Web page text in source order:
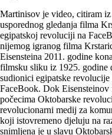
Martinisov je video, citiram iz
usporednog gledanja filma
egipatskoj revoluciji na
nijemog igranog filma
Eisensteina 2011. godine
filmsku sliku iz 1925. godine
sudionici egipatske
FaceBook. Dok
počecima Oktobarske
revolucionarni medij za
koji istovremeno djeluju na
snimljena je u slavu